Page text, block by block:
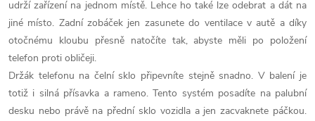
udrží zařízení na jednom místě. Lehce ho také lze odebrat a dát na
jiné místo. Zadní zobáček jen zasunete do ventilace v autě a díky
otočnému kloubu přesně natočíte tak, abyste měli po položení
telefon proti obličeji.
Držák telefonu na čelní sklo připevníte stejně snadno. V balení je
totiž i silná přísavka a rameno. Tento systém posadíte na palubní
desku nebo právě na přední sklo vozidla a jen zacvaknete páčkou.